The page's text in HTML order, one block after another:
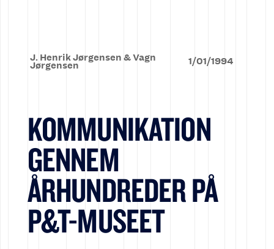
J. Henrik Jørgensen & Vagn
Jørgensen 1/01/1994
KOMMUNIKATION
GENNEM
ÅRHUNDREDER PÅ
P&T-MUSEET